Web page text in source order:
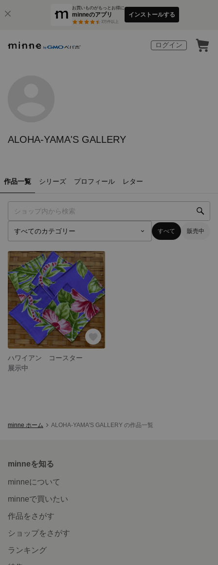
お買いものがもっとお得に
minneのアプリ
3万件以上
インストールする
ログイン
ALOHA-YAMA'S GALLERY
作品一覧 シリーズ プロフィール レター
すべて 販売中
ハワイアン コースター
展示中
minne ホーム ALOHA-YAMA'S GALLERY の作品一覧
minneを知る
minneについて
minneで買いたい
作品をさがす
ショップをさがす
ランキング